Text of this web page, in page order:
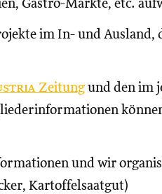
Gastro-Märkte, etc.
im In- und Ausland,
Zeitungund den im
und wir
Kartoffelsaatgut)